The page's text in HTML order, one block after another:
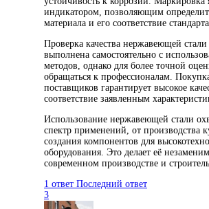
индикатором, позволяющим
материала и его соответствие
Проверка качества нержавеющей
выполнена самостоятельно с
методов, однако для более точной
обращаться к профессионалам.
поставщиков гарантирует высокое
соответствие заявленным
Использование нержавеющей стали
спектр применений, от производства
создания компонентов для
оборудования. Это делает её
современном производстве и
1 ответ Последний ответ
3